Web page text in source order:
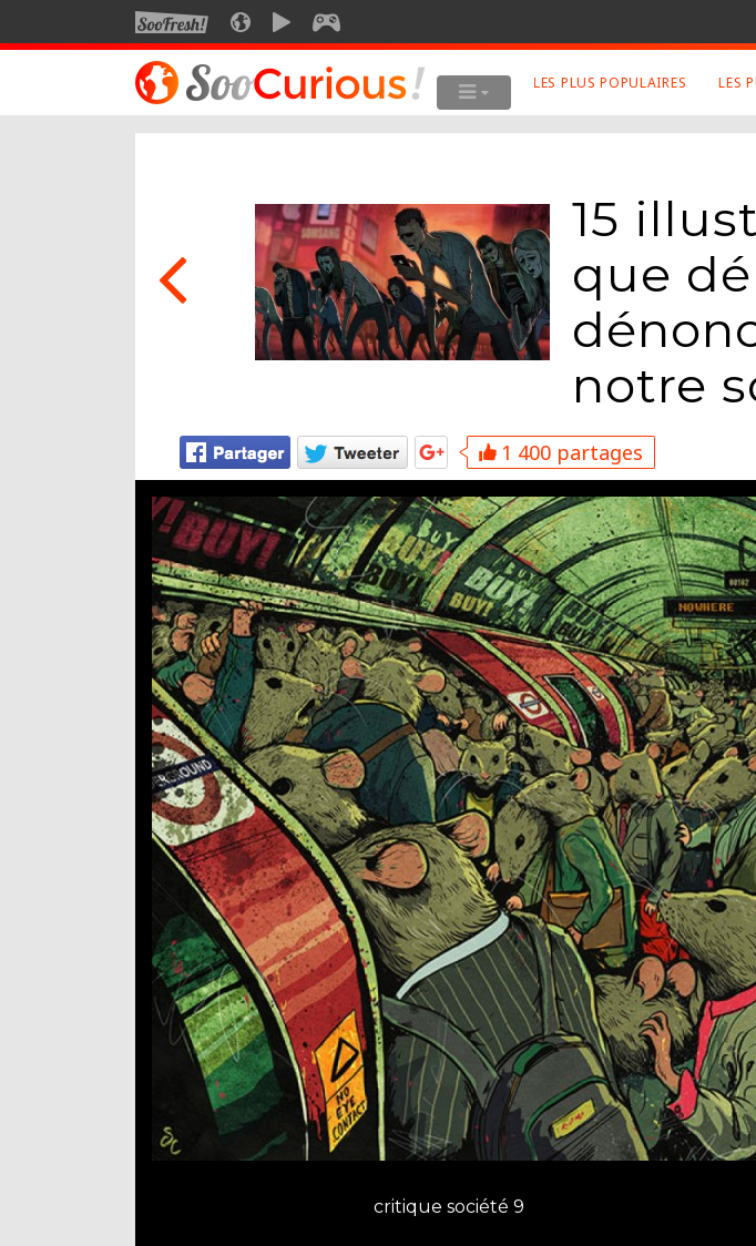
SOOFRESHSOOCURIOUSSOOMOTION
Voyage
Multimédia
Style de vie
Technologie
Art
Photographies
Robot
Musique
Cinema
Twitter
LES PLUS POPULAIRES LES
15
que
notre
1 400 partages
critique société 9